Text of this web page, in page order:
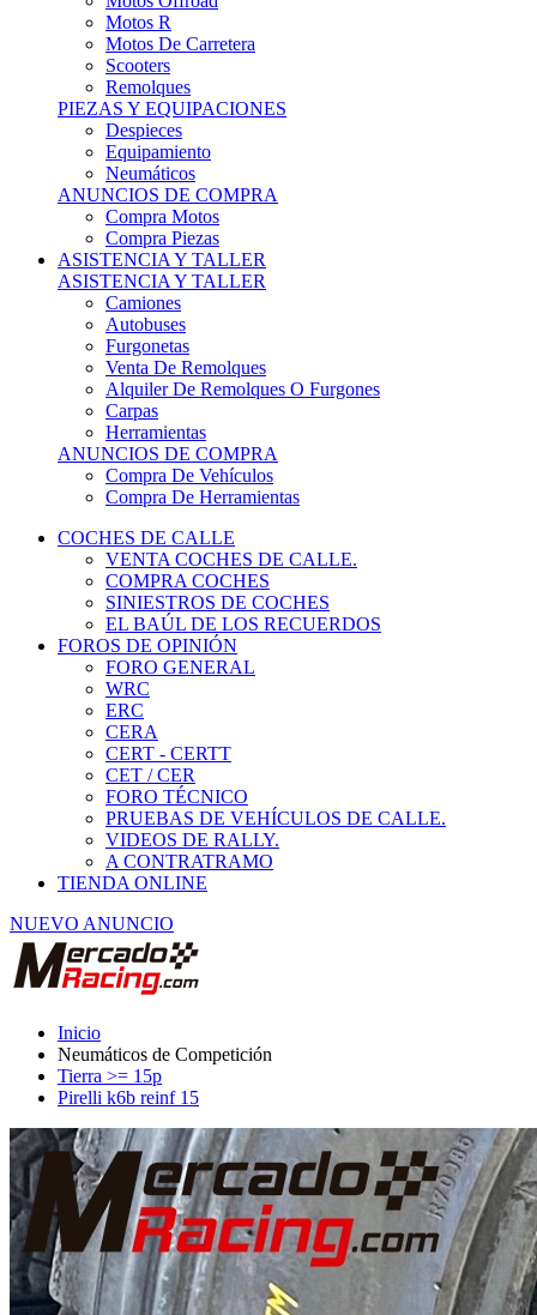
Motos R
Motos De Carretera
Scooters
Remolques
PIEZAS Y EQUIPACIONES
Despieces
Equipamiento
Neumáticos
ANUNCIOS DE COMPRA
Compra Motos
Compra Piezas
ASISTENCIA Y TALLER
ASISTENCIA Y TALLER
Camiones
Autobuses
Furgonetas
Venta De Remolques
Alquiler De Remolques O Furgones
Carpas
Herramientas
ANUNCIOS DE COMPRA
Compra De Vehículos
Compra De Herramientas
COCHES DE CALLE
VENTA COCHES DE CALLE.
COMPRA COCHES
SINIESTROS DE COCHES
EL BAÚL DE LOS RECUERDOS
FOROS DE OPINIÓN
FORO GENERAL
WRC
ERC
CERA
CERT - CERTT
CET / CER
FORO TÉCNICO
PRUEBAS DE VEHÍCULOS DE CALLE.
VIDEOS DE RALLY.
A CONTRATRAMO
TIENDA ONLINE
NUEVO ANUNCIO
Inicio
Neumáticos de Competición
Tierra >= 15p
Pirelli k6b reinf 15